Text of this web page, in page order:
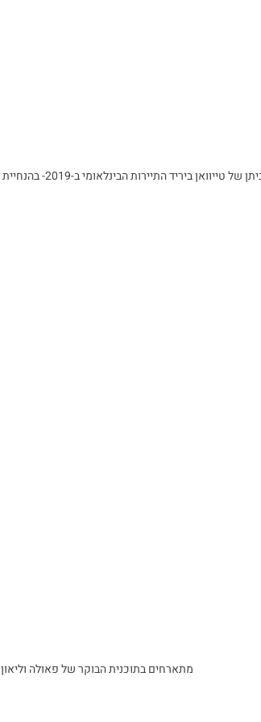
של טייוואן ביריד התיירות הבינלאומי ב-2019- בהנחיית מיטל מרגוליס לין
מתארחים בתוכנית הבוקר של פאולה וליאון